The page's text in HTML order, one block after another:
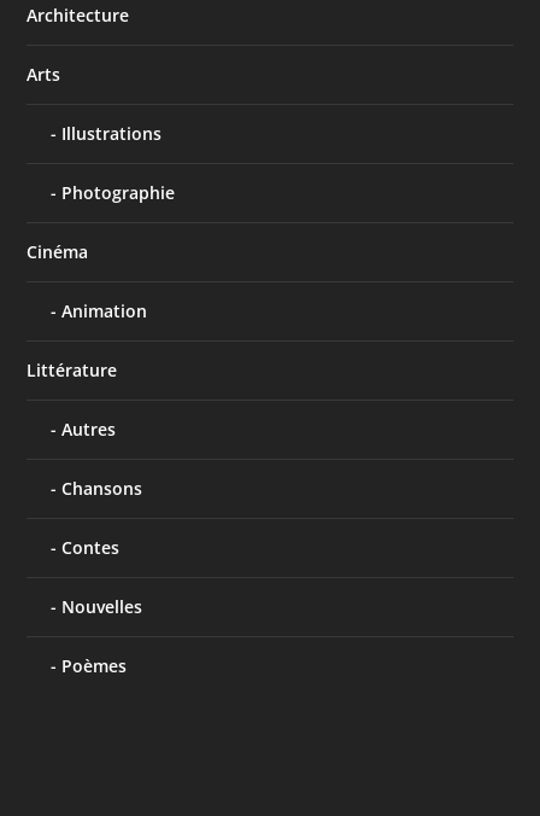
Architecture
Arts
Illustrations
Photographie
Cinéma
Animation
Littérature
Autres
Chansons
Contes
Nouvelles
Poèmes